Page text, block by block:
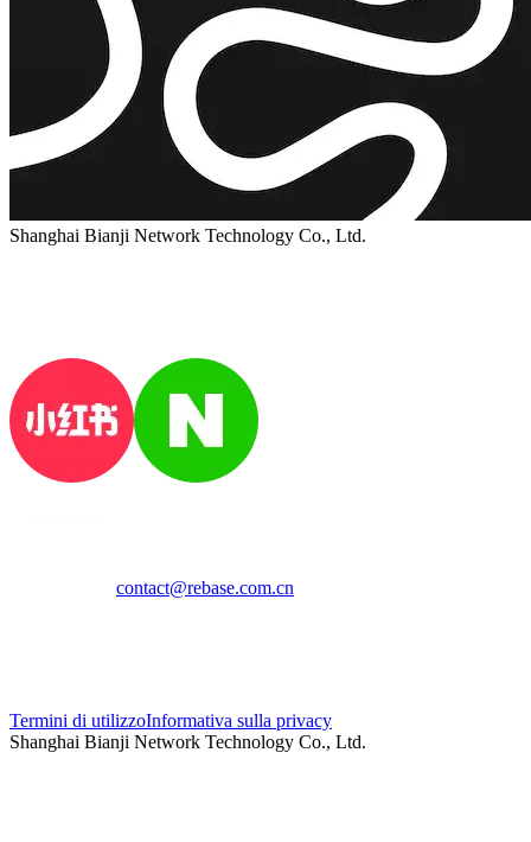
Shanghai Bianji Network Technology Co., Ltd.
contact@rebase.com.cn
Termini di utilizzoInformativa sulla privacy
Shanghai Bianji Network Technology Co., Ltd.